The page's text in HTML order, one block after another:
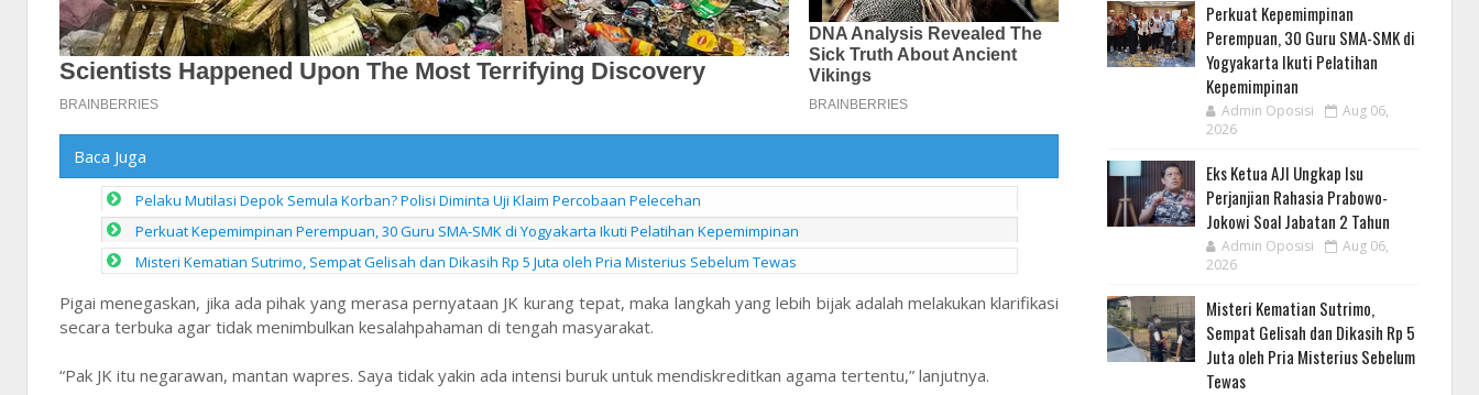
Baca Juga
Pelaku Mutilasi Depok Semula Korban? Polisi Diminta Uji Klaim Percobaan Pelecehan
Perkuat Kepemimpinan Perempuan, 30 Guru SMA-SMK di Yogyakarta Ikuti Pelatihan Kepemimpinan
Misteri Kematian Sutrimo, Sempat Gelisah dan Dikasih Rp 5 Juta oleh Pria Misterius Sebelum Tewas
Pigai menegaskan, jika ada pihak yang merasa pernyataan JK kurang tepat, maka langkah yang lebih bijak adalah melakukan klarifikasi
secara terbuka agar tidak menimbulkan kesalahpahaman di tengah masyarakat.
“Pak JK itu negarawan, mantan wapres. Saya tidak yakin ada intensi buruk untuk mendiskreditkan agama tertentu,” lanjutnya.
Perkuat Kepemimpinan
Perempuan, 30 Guru SMA-SMK di
Yogyakarta Ikuti Pelatihan
Kepemimpinan
Admin Oposisi
Aug 06,
2026
Eks Ketua AJI Ungkap Isu
Perjanjian Rahasia Prabowo-
Jokowi Soal Jabatan 2 Tahun
Admin Oposisi
Aug 06,
2026
Misteri Kematian Sutrimo,
Sempat Gelisah dan Dikasih Rp 5
Juta oleh Pria Misterius Sebelum
Tewas